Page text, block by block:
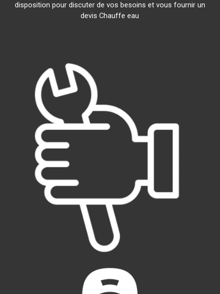
disposition pour discuter de vos besoins et vous fournir un
devis Chauffe eau